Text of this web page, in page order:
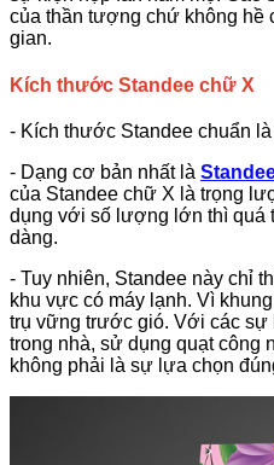
của thần tượng chứ không hề
gian.
Kích thước Standee chữ X
- Kích thước Standee chuẩn
- Dạng cơ bản nhất là
của Standee chữ X là trọng
dụng với số lượng lớn thì quá
dàng.
- Tuy nhiên, Standee này chỉ
khu vực có máy lạnh. Vì
trụ vững trước gió. Với các sự
trong nhà, sử dụng quạt công
không phải là sự lựa chọn